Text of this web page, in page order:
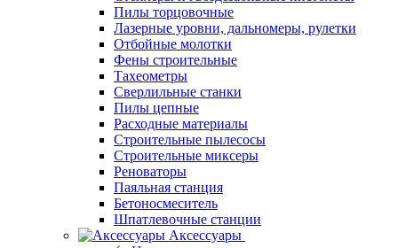
Пилы торцовочные
Лазерные уровни, дальномеры, рулетки
Отбойные молотки
Фены строительные
Тахеометры
Сверлильные станки
Пилы цепные
Расходные материалы
Строительные пылесосы
Строительные миксеры
Реноваторы
Паяльная станция
Бетоносмеситель
Шпатлевочные станции
Аксессуары